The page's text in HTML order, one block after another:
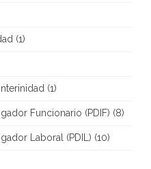
(1)
(1)
Funcionario (PDIF) (8)
Laboral (PDIL) (10)